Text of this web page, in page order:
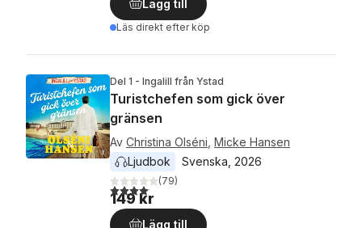
Lägg till
Läs direkt efter köp
Del 1 - Ingalill från Ystad
Turistchefen som gick över
gränsen
Av Christina Olséni Micke Hansen
Ljudbok
Svenska 2026
4,1utav 5 stjärnor. Totalt antal röster:
(79)
149 kr
Lägg till